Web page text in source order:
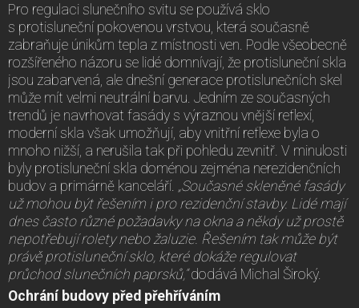
Pro regulaci slunečního svitu se používá sklo
s protisluneční pokovenou vrstvou, která současně
zabraňuje únikům tepla z místnosti ven. Podle všeobecně
rozšířeného názoru se lidé domnívají, že protisluneční skla
jsou zabarvená, ale dnešní generace protislunečních skel
může mít velmi neutrální barvu. Jedním ze současných
trendů je navrhovat fasády s výraznou vnější reflexí,
moderní skla však umožňují, aby vnitřní reflexe byla o
mnoho nižší, a nerušila tak při pohledu zevnitř. V minulosti
byly protisluneční skla doménou zejména nerezidenčních
budov a primárně kanceláří. „Současné skleněné fasády
už mohou být řešením i pro rezidenční stavby. Lidé mají
dnes často různé požadavky na okna a někdy už prostě
nepotřebují rolety nebo žaluzie. Řešením tak může být
právě protisluneční sklo, které dokáže regulovat
průchod slunečních paprsků,“dodává Michal Široký.
Ochrání budovy před přehříváním